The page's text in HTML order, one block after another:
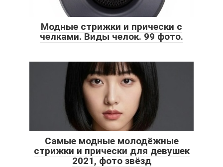
Модные стрижки и прически с
челками. Виды челок. 99 фото.
Самые модные молодёжные
стрижки и прически для девушек
2021, фото звёзд